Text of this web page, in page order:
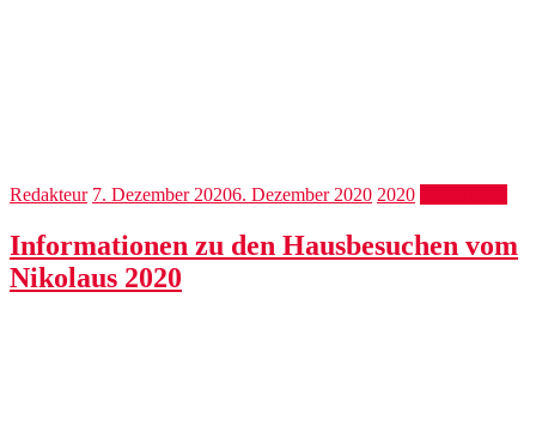
Redakteur 7. Dezember 20206. Dezember 2020 2020
Informationen zu den Hausbesuchen vom
Nikolaus 2020